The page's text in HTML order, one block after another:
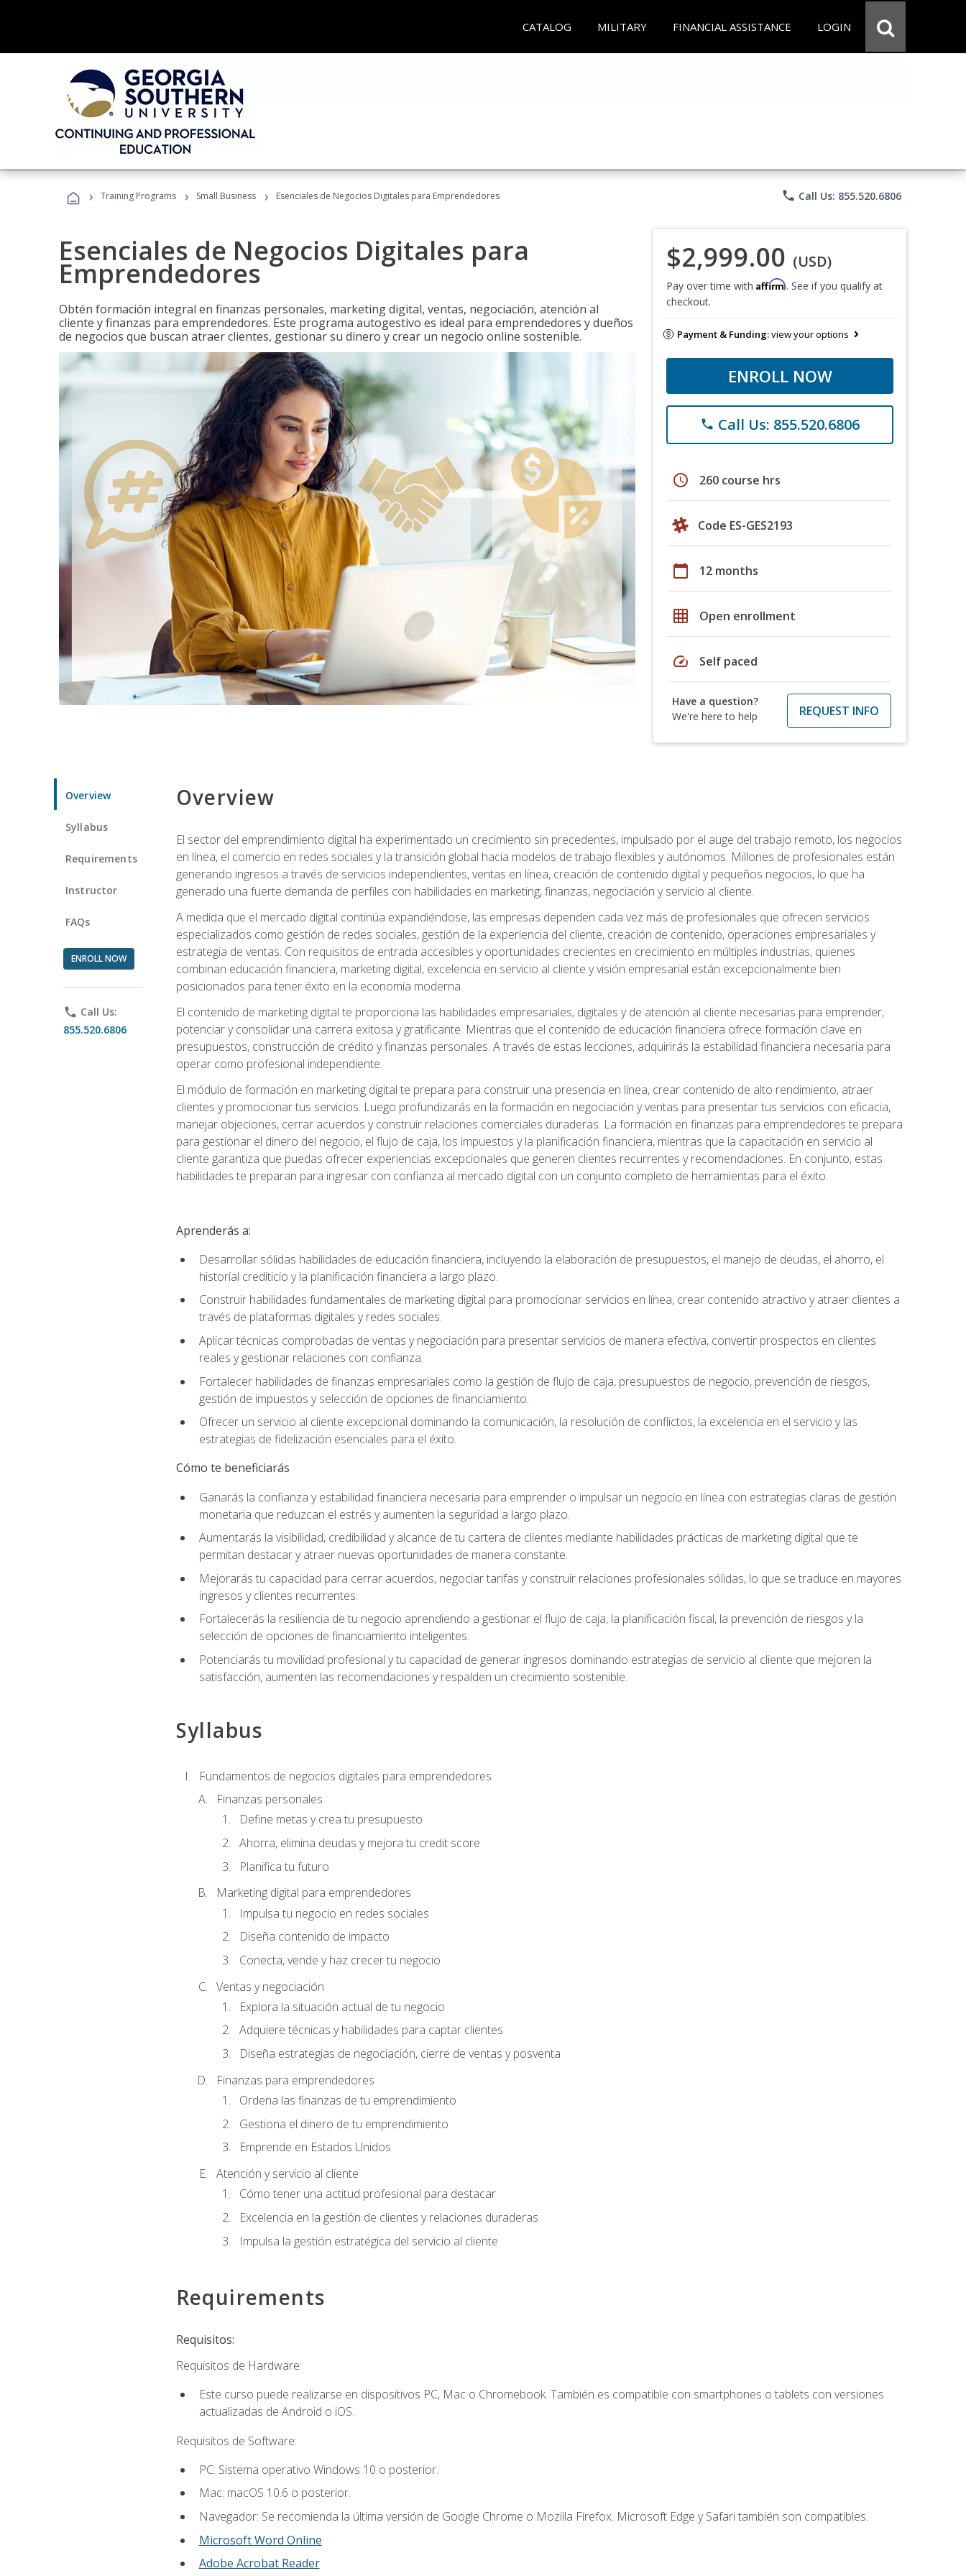
CATALOG MILITARY FINANCIAL ASSISTANCE LOGIN
› Training Programs › Small Business › Esenciales de Negocios Digitales para Emprendedores phone Call Us: 855.520.6806
Esenciales de Negocios Digitales para
Emprendedores
Obtén formación integral en finanzas personales, marketing digital, ventas, negociación, atención al
cliente y finanzas para emprendedores. Este programa autogestivo es ideal para emprendedores y dueños
de negocios que buscan atraer clientes, gestionar su dinero y crear un negocio online sostenible.
$2,999.00 (USD)
Pay over time with Affirm. See if you qualify at
checkout.
Payment & Funding:view your options
ENROLL NOW
phone Call Us: 855.520.6806
schedule 260 course hrs
Code ES-GES2193
calendar_today 12 months
grid_on Open enrollment
speed Self paced
Have a question?
We're here to help
REQUEST INFO
Overview
Syllabus
Requirements
Instructor
FAQs
ENROLL NOW
phone Call Us:
855.520.6806
Overview
El sector del emprendimiento digital ha experimentado un crecimiento sin precedentes, impulsado por el auge del trabajo remoto, los negocios
en línea, el comercio en redes sociales y la transición global hacia modelos de trabajo flexibles y autónomos. Millones de profesionales están
generando ingresos a través de servicios independientes, ventas en línea, creación de contenido digital y pequeños negocios, lo que ha
generado una fuerte demanda de perfiles con habilidades en marketing, finanzas, negociación y servicio al cliente.
A medida que el mercado digital continúa expandiéndose, las empresas dependen cada vez más de profesionales que ofrecen servicios
especializados como gestión de redes sociales, gestión de la experiencia del cliente, creación de contenido, operaciones empresariales y
estrategia de ventas. Con requisitos de entrada accesibles y oportunidades crecientes en crecimiento en múltiples industrias, quienes
combinan educación financiera, marketing digital, excelencia en servicio al cliente y visión empresarial están excepcionalmente bien
posicionados para tener éxito en la economía moderna.
El contenido de marketing digital te proporciona las habilidades empresariales, digitales y de atención al cliente necesarias para emprender,
potenciar y consolidar una carrera exitosa y gratificante. Mientras que el contenido de educación financiera ofrece formación clave en
presupuestos, construcción de crédito y finanzas personales. A través de estas lecciones, adquirirás la estabilidad financiera necesaria para
operar como profesional independiente.
El módulo de formación en marketing digital te prepara para construir una presencia en línea, crear contenido de alto rendimiento, atraer
clientes y promocionar tus servicios. Luego profundizarás en la formación en negociación y ventas para presentar tus servicios con eficacia,
manejar objeciones, cerrar acuerdos y construir relaciones comerciales duraderas. La formación en finanzas para emprendedores te prepara
para gestionar el dinero del negocio, el flujo de caja, los impuestos y la planificación financiera, mientras que la capacitación en servicio al
cliente garantiza que puedas ofrecer experiencias excepcionales que generen clientes recurrentes y recomendaciones. En conjunto, estas
habilidades te preparan para ingresar con confianza al mercado digital con un conjunto completo de herramientas para el éxito.
Aprenderás a:
Desarrollar sólidas habilidades de educación financiera, incluyendo la elaboración de presupuestos, el manejo de deudas, el ahorro, el
historial crediticio y la planificación financiera a largo plazo.
Construir habilidades fundamentales de marketing digital para promocionar servicios en línea, crear contenido atractivo y atraer clientes a
través de plataformas digitales y redes sociales.
Aplicar técnicas comprobadas de ventas y negociación para presentar servicios de manera efectiva, convertir prospectos en clientes
reales y gestionar relaciones con confianza.
Fortalecer habilidades de finanzas empresariales como la gestión de flujo de caja, presupuestos de negocio, prevención de riesgos,
gestión de impuestos y selección de opciones de financiamiento.
Ofrecer un servicio al cliente excepcional dominando la comunicación, la resolución de conflictos, la excelencia en el servicio y las
estrategias de fidelización esenciales para el éxito.
Cómo te beneficiarás
Ganarás la confianza y estabilidad financiera necesaria para emprender o impulsar un negocio en línea con estrategias claras de gestión
monetaria que reduzcan el estrés y aumenten la seguridad a largo plazo.
Aumentarás la visibilidad, credibilidad y alcance de tu cartera de clientes mediante habilidades prácticas de marketing digital que te
permitan destacar y atraer nuevas oportunidades de manera constante.
Mejorarás tu capacidad para cerrar acuerdos, negociar tarifas y construir relaciones profesionales sólidas, lo que se traduce en mayores
ingresos y clientes recurrentes.
Fortalecerás la resiliencia de tu negocio aprendiendo a gestionar el flujo de caja, la planificación fiscal, la prevención de riesgos y la
selección de opciones de financiamiento inteligentes.
Potenciarás tu movilidad profesional y tu capacidad de generar ingresos dominando estrategias de servicio al cliente que mejoren la
satisfacción, aumenten las recomendaciones y respalden un crecimiento sostenible.
Syllabus
Fundamentos de negocios digitales para emprendedores
Finanzas personales
Define metas y crea tu presupuesto
Ahorra, elimina deudas y mejora tu credit score
Planifica tu futuro
Marketing digital para emprendedores
Impulsa tu negocio en redes sociales
Diseña contenido de impacto
Conecta, vende y haz crecer tu negocio
Ventas y negociación
Explora la situación actual de tu negocio
Adquiere técnicas y habilidades para captar clientes
Diseña estrategias de negociación, cierre de ventas y posventa
Finanzas para emprendedores
Ordena las finanzas de tu emprendimiento
Gestiona el dinero de tu emprendimiento
Emprende en Estados Unidos
Atención y servicio al cliente
Cómo tener una actitud profesional para destacar
Excelencia en la gestión de clientes y relaciones duraderas
Impulsa la gestión estratégica del servicio al cliente
Requirements
Requisitos:
Requisitos de Hardware:
Este curso puede realizarse en dispositivos PC, Mac o Chromebook. También es compatible con smartphones o tablets con versiones
actualizadas de Android o iOS.
Requisitos de Software:
PC: Sistema operativo Windows 10 o posterior.
Mac: macOS 10.6 o posterior.
Navegador: Se recomienda la última versión de Google Chrome o Mozilla Firefox. Microsoft Edge y Safari también son compatibles.
Microsoft Word Online
Adobe Acrobat Reader